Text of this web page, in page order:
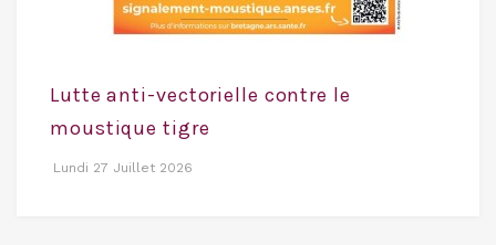
Lutte anti-vectorielle contre le
moustique tigre
Lundi 27 Juillet 2026